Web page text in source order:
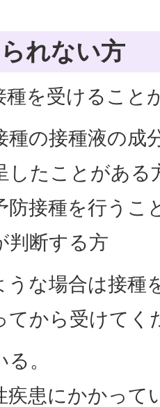
れない方
種を受けること
種の接種液の成
したことがある
防接種を行うこ
判断する方
うな場合は接種
てから受けてく
。​
疾患にかかって